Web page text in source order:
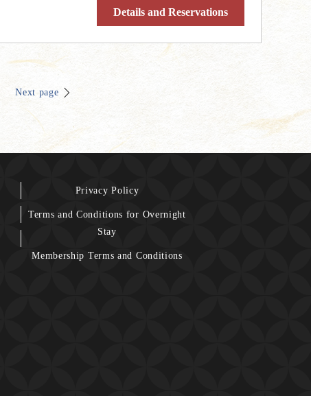
Details and Reservations
Next page
Privacy Policy
Terms and Conditions for Overnight
Stay
Membership Terms and Conditions